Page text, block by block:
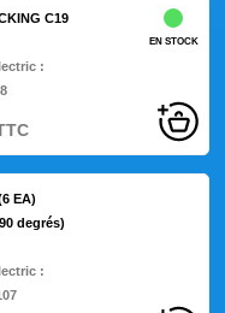
C19
:
EN STOCK
EA)
degrés)
: